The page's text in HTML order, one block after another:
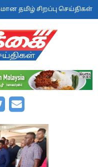
தமிழ் சிறப்பு செய்திகள்